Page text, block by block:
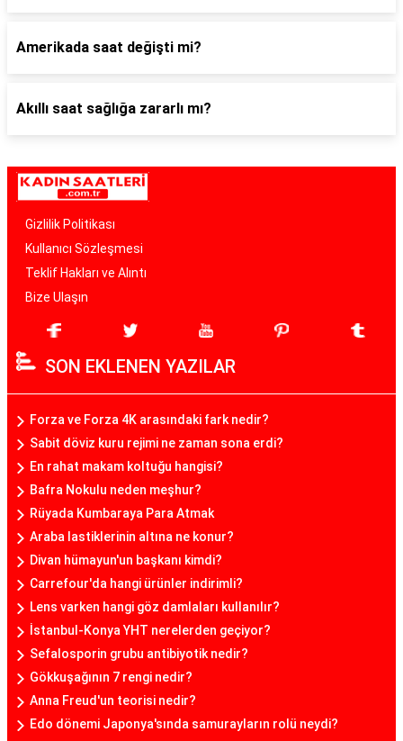
Amerikada saat değişti mi?
Akıllı saat sağlığa zararlı mı?
Gizlilik Politikası
Kullanıcı Sözleşmesi
Teklif Hakları ve Alıntı
Bize Ulaşın
SON EKLENEN YAZILAR
Forza ve Forza 4K arasındaki fark nedir?
Sabit döviz kuru rejimi ne zaman sona erdi?
En rahat makam koltuğu hangisi?
Bafra Nokulu neden meşhur?
Rüyada Kumbaraya Para Atmak
Araba lastiklerinin altına ne konur?
Divan hümayun'un başkanı kimdi?
Carrefour'da hangi ürünler indirimli?
Lens varken hangi göz damlaları kullanılır?
İstanbul-Konya YHT nerelerden geçiyor?
Sefalosporin grubu antibiyotik nedir?
Gökkuşağının 7 rengi nedir?
Anna Freud'un teorisi nedir?
Edo dönemi Japonya'sında samurayların rolü neydi?